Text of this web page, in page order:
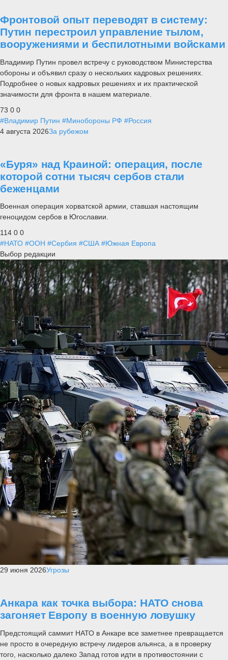
Фронтовой опыт переводят в систему:
Путин перестроил управление тылом,
вооружениями и беспилотными войсками
Владимир Путин провел встречу с руководством Министерства
обороны и объявил сразу о нескольких кадровых решениях.
Подробнее о новых кадровых решениях и их практической
значимости для фронта в нашем материале.
73 0 0
#Владимир Путин #Минобороны РФ #Россия
4 августа 2026За рубежом
«Буря» над Краиной: операция, после
которой сотни тысяч сербов стали
беженцами
Военная операция хорватской армии, ставшая настоящим
геноцидом сербов в Югославии.
114 0 0
#НАТО #ООН #Сербия #США #Южная Европа
Выбор редакции
29 июня 2026Угрозы
Анкара как точка выбора: НАТО снова
загоняет Европу в военную ловушку
Предстоящий саммит НАТО в Анкаре все заметнее превращается
не просто в очередную встречу лидеров альянса, а в проверку
того, насколько далеко Запад готов идти в противостоянии с